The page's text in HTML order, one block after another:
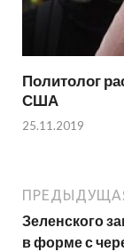
Политолог
США
25.11.2019
Зеленского
в форме с